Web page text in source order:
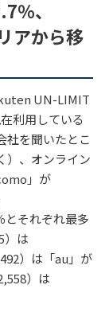
％、
アから移
UN-LIMIT
利用している
社を聞いたとこ
）、オンライン
」が
それぞれ最多
）は
）は「au」が
）は